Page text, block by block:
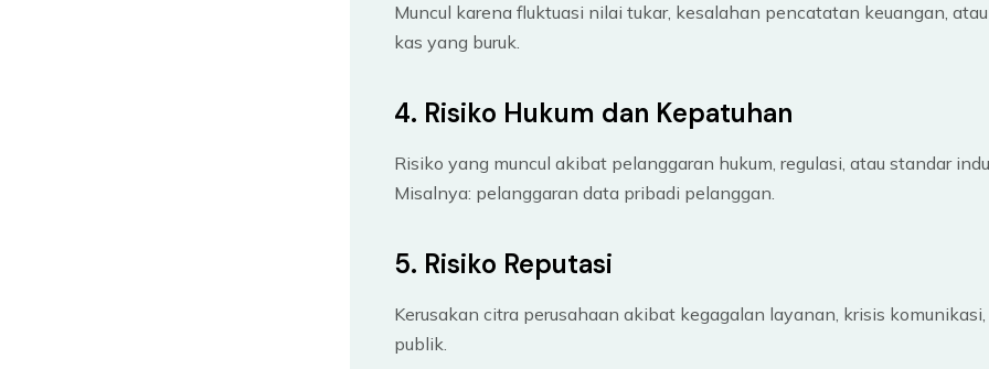
Muncul karena fluktuasi nilai tukar, kesalahan pencatatan keuangan,
kas yang buruk.
4. Risiko Hukum dan Kepatuhan
Risiko yang muncul akibat pelanggaran hukum, regulasi, atau standar
Misalnya: pelanggaran data pribadi pelanggan.
5. Risiko Reputasi
Kerusakan citra perusahaan akibat kegagalan layanan, krisis komunikasi,
publik.